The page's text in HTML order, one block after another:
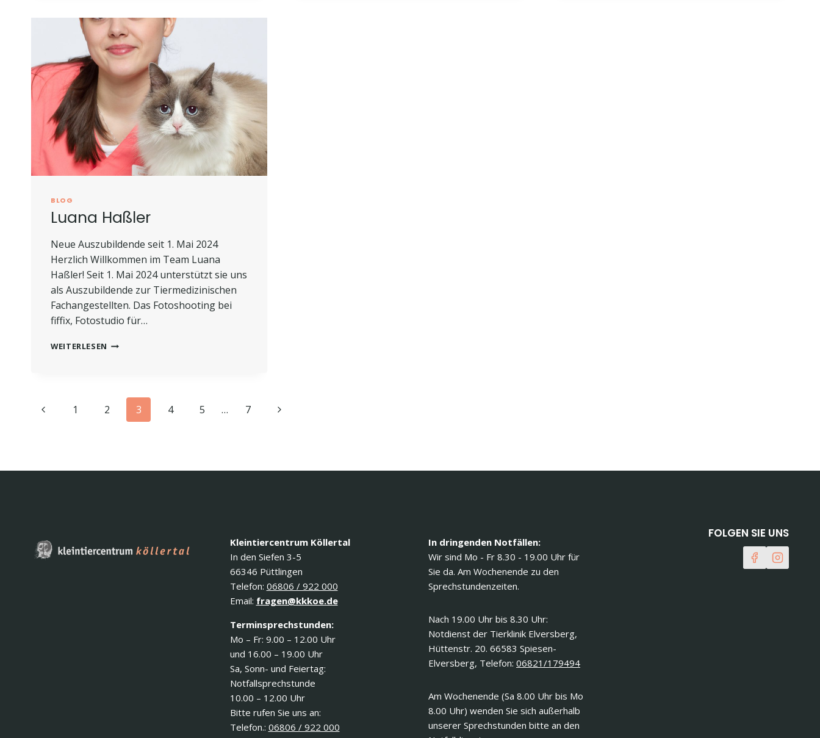
BLOG
Luana Haßler
Neue Auszubildende seit 1. Mai 2024
Herzlich Willkommen im Team Luana
Haßler! Seit 1. Mai 2024 unterstützt sie uns
als Auszubildende zur Tiermedizinischen
Fachangestellten. Das Fotoshooting bei
fiffix, Fotostudio für…
WEITERLESEN LUANA
Seitennavigation
Vorherige
1 2 3 4 5 … 7
Nächste
Kleintiercentrum Köllertal
In den Siefen 3-5
66346 Püttlingen
Telefon: 06806 / 922 000
Email: fragen@kkkoe.de
Terminsprechstunden:
Mo – Fr: 9.00 – 12.00 Uhr
und 16.00 – 19.00 Uhr
Sa, Sonn- und Feiertag:
Notfallsprechstunde
10.00 – 12.00 Uhr
Bitte rufen Sie uns an:
Telefon.: 06806 / 922 000
In dringenden Notfällen:
Wir sind Mo - Fr 8.30 - 19.00 Uhr für
Sie da. Am Wochenende zu den
Sprechstundenzeiten.
Nach 19.00 Uhr bis 8.30 Uhr:
Notdienst der Tierklinik Elversberg,
Hüttenstr. 20. 66583 Spiesen-
Elversberg, Telefon: 06821/179494
Am Wochenende (Sa 8.00 Uhr bis Mo
8.00 Uhr) wenden Sie sich außerhalb
unserer Sprechstunden bitte an den
FOLGEN SIE UNS